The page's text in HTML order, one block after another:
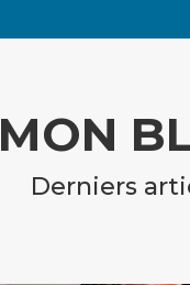
MON
Derniers